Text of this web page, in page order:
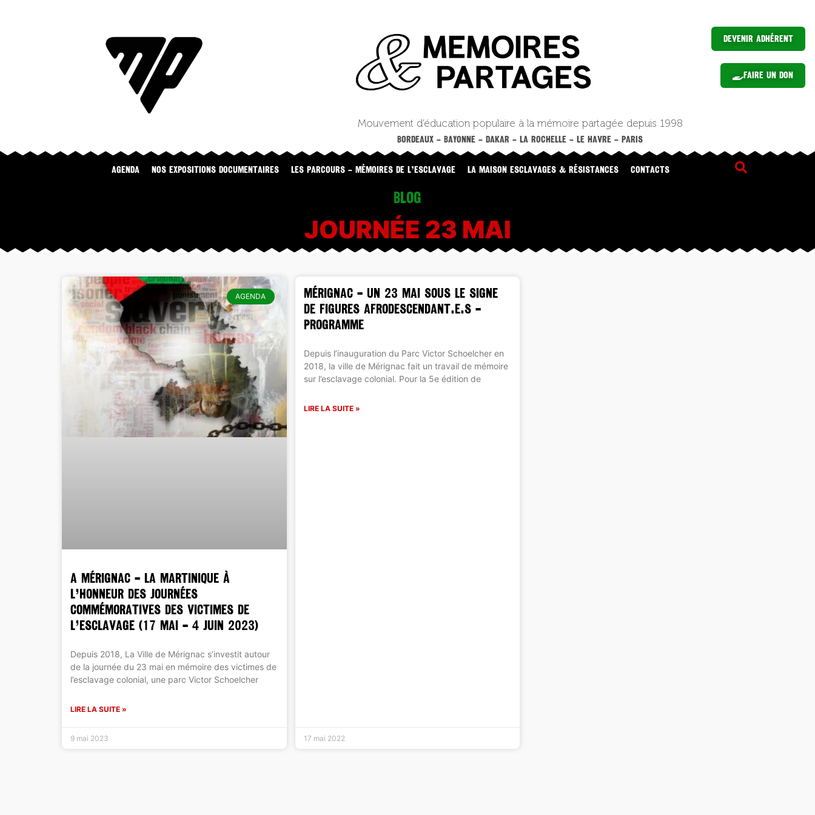
Devenir Adhérent
Faire un Don
Mouvement d’éducation populaire à la mémoire partagée depuis 1998
BORDEAUX – BAYONNE – DAKAR – LA ROCHELLE – LE HAVRE – PARIS
Agenda NOS EXPOSITIONS DOCUMENTAIRES LES PARCOURS – MÉMOIRES DE L’ESCLAVAGE LA MAISON ESCLAVAGES & RÉSISTANCES CONTACTS
Blog
JOURNÉE 23 MAI
AGENDA
A MÉRIGNAC – La Martinique à
l’honneur des journées
commémoratives des victimes de
l’esclavage (17 mai – 4 juin 2023)
Depuis 2018, La Ville de Mérignac s’investit autour
de la journée du 23 mai en mémoire des victimes de
l’esclavage colonial, une parc Victor Schoelcher
LIRE LA SUITE »
9 mai 2023
MÉRIGNAC – Un 23 mai sous le signe
de figures Afrodescendant.e.s –
Programme
Depuis l’inauguration du Parc Victor Schoelcher en
2018, la ville de Mérignac fait un travail de mémoire
sur l’esclavage colonial. Pour la 5e édition de
LIRE LA SUITE »
17 mai 2022